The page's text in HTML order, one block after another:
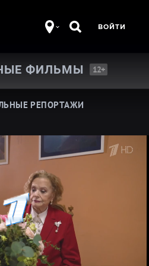
ВОЙТИ
ФИЛЬМЫ 12+
РЕПОРТАЖИ
людей